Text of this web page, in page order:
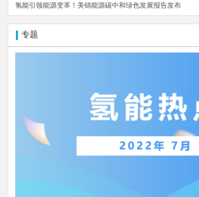
氢能引领能源变革！美锦能源碳中和绿色发展报告发布
专题